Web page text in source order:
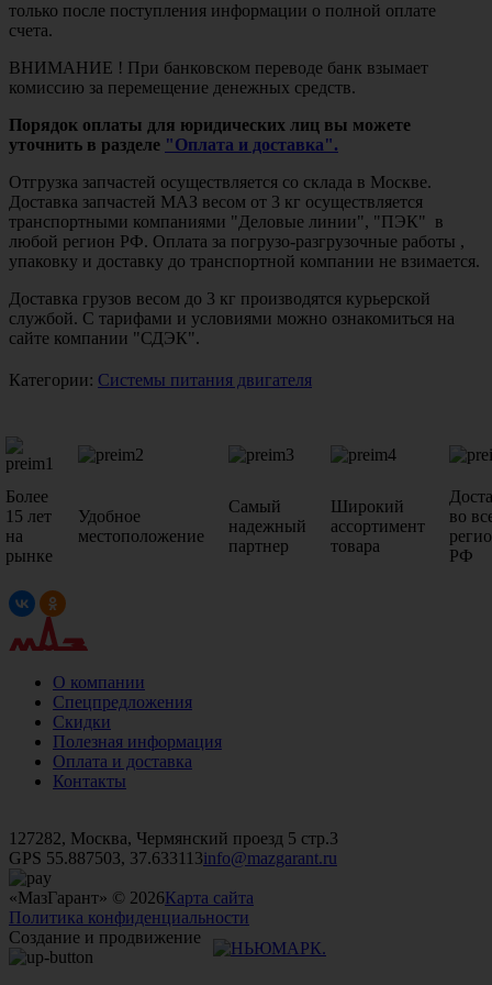
только после поступления информации о полной оплате
счета.
ВНИМАНИЕ ! При банковском переводе банк взымает
комиссию за перемещение денежных средств.
Порядок оплаты для юридических лиц вы можете
уточнить в разделе "Оплата и доставка".
Отгрузка запчастей осуществляется со склада в Москве.
Доставка запчастей МАЗ весом от 3 кг осуществляется
транспортными компаниями "Деловые линии", "ПЭК" в
любой регион РФ. Оплата за погрузо-разгрузочные работы ,
упаковку и доставку до транспортной компании не взимается.
Доставка грузов весом до 3 кг производятся курьерской
службой. С тарифами и условиями можно ознакомиться на
сайте компании "СДЭК".
Категории: Системы питания двигателя
Более
15 лет
на
рынке
Удобное
местоположение
Самый
надежный
партнер
Широкий
ассортимент
товара
во
РФ
О компании
Спецпредложения
Скидки
Полезная информация
Оплата и доставка
Контакты
127282, Москва, Чермянский проезд 5 стр.3
GPS 55.887503, 37.633113info@mazgarant.ru
«МазГарант» © 2026Карта сайта
Политика конфиденциальности
Создание и продвижение